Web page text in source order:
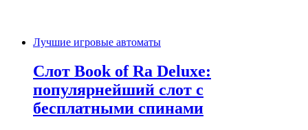
Лучшие игровые автоматы
Слот Book of Ra Deluxe:
популярнейший слот с
бесплатными спинами